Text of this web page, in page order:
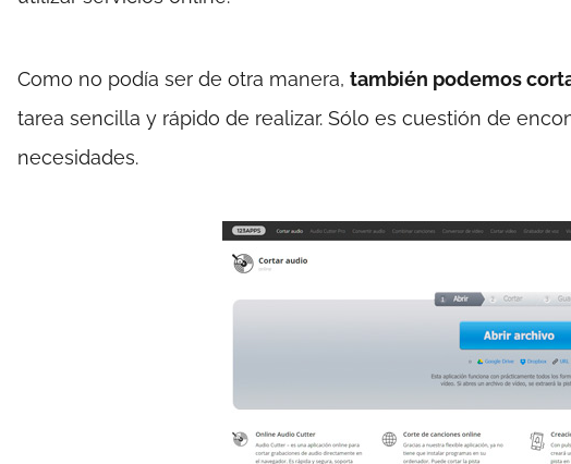
Como no podía ser de otra manera, también podemos
tarea sencilla y rápido de realizar. Sólo es cuestión de
necesidades.